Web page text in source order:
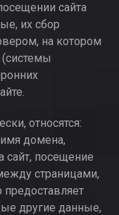
сайта
их сбор
на котором
относятся:
имя домена,
сайт, посещение
страницами,
другие данные,